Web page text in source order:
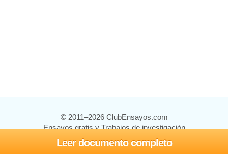
Leer documento completo
© 2011–2026 ClubEnsayos.com
Ensayos gratis y Trabajos de investigación